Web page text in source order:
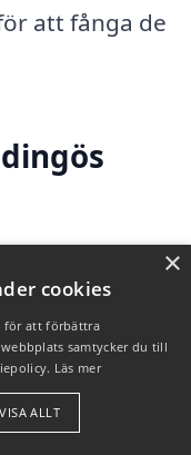
att fånga de
sig genom
är ett
×
cookies
för att förbättra
samtycker du till
Läs mer
ALLT